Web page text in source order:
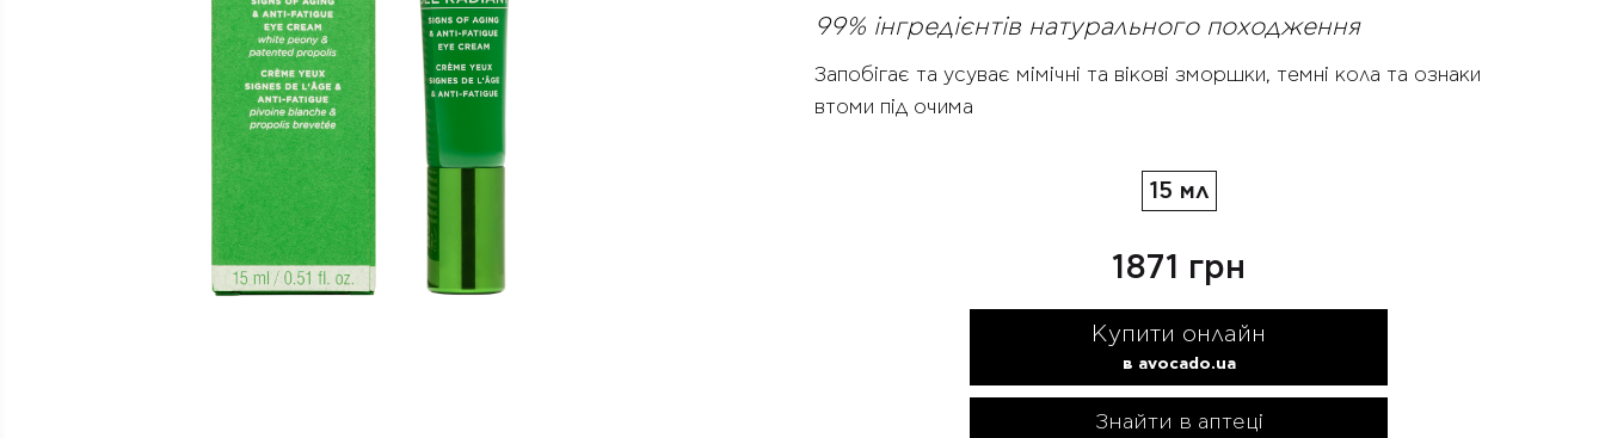
99% інгредієнтів натурального походження
Запобігає та усуває мімічні та вікові зморшки, темні кола та ознаки
втоми під очима
15 мл
1871 грн
Купити онлайн
в avocado.ua
Знайти в аптеці